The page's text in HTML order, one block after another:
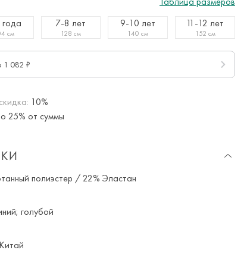
см
7-8 лет
128 см
9-10 лет
140 см
11-12 лет
152 см
1 082 ₽
10%
25% от суммы
полиэстер / 22% Эластан
голубой
Китай